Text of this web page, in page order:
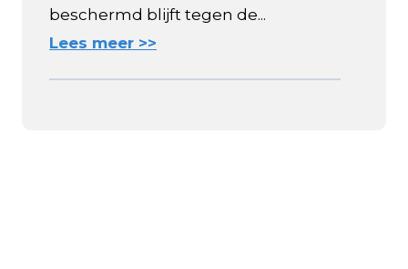
beschermd blijft tegen de...
Lees meer >>